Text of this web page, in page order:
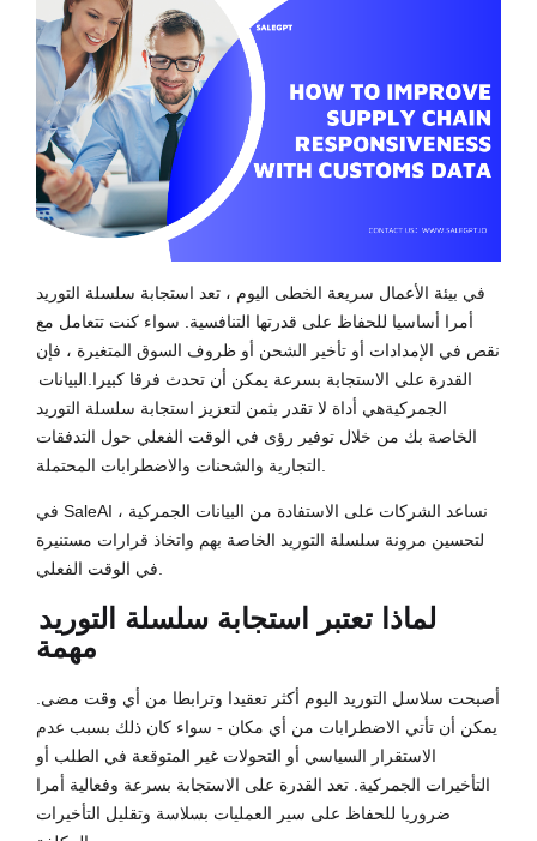
في بيئة الأعمال سريعة الخطى اليوم ، تعد استجابة سلسلة التوريد
أمرا أساسيا للحفاظ على قدرتها التنافسية. سواء كنت تتعامل مع
نقص في الإمدادات أو تأخير الشحن أو ظروف السوق المتغيرة ، فإن
القدرة على الاستجابة بسرعة يمكن أن تحدث فرقا كبيرا. البيانات
الجمركيةهي أداة لا تقدر بثمن لتعزيز استجابة سلسلة التوريد
الخاصة بك من خلال توفير رؤى في الوقت الفعلي حول التدفقات
في SaleAI ، نساعد الشركات على الاستفادة من البيانات الجمركية
لتحسين مرونة سلسلة التوريد الخاصة بهم واتخاذ قرارات مستنيرة
لماذا تعتبر استجابة سلسلة التوريد
مهمة
أصبحت سلاسل التوريد اليوم أكثر تعقيدا وترابطا من أي وقت مضى.
يمكن أن تأتي الاضطرابات من أي مكان - سواء كان ذلك بسبب عدم
الاستقرار السياسي أو التحولات غير المتوقعة في الطلب أو
التأخيرات الجمركية. تعد القدرة على الاستجابة بسرعة وفعالية أمرا
ضروريا للحفاظ على سير العمليات بسلاسة وتقليل التأخيرات